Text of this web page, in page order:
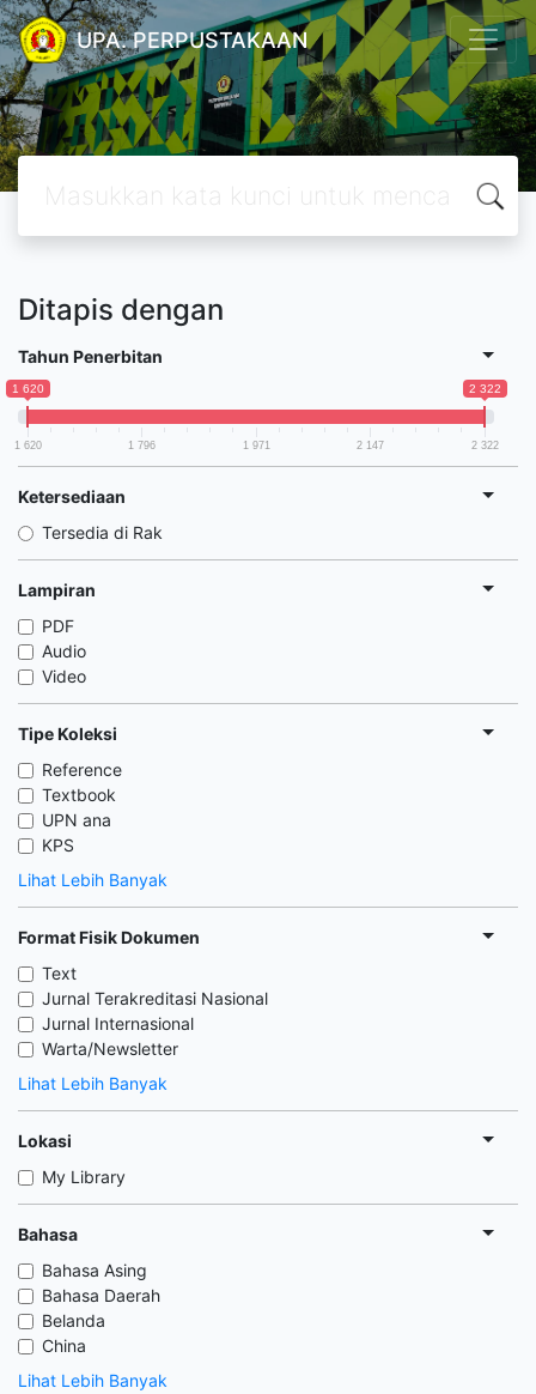
UPA. PERPUSTAKAAN
Ditapis dengan
Tahun Penerbitan
1 620 2 322
1 620 1 796 1 971 2 147 2 322
Ketersediaan
Tersedia di Rak
Lampiran
PDF
Audio
Video
Tipe Koleksi
Reference
Textbook
UPN ana
KPS
Lihat Lebih Banyak
Format Fisik Dokumen
Text
Jurnal Terakreditasi Nasional
Jurnal Internasional
Warta/Newsletter
Lihat Lebih Banyak
Lokasi
My Library
Bahasa
Bahasa Asing
Bahasa Daerah
Belanda
China
Lihat Lebih Banyak